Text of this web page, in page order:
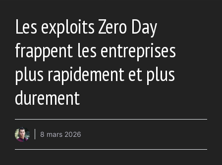
Les exploits Zero Day
frappent les entreprises
plus rapidement et plus
durement
8 mars 2026